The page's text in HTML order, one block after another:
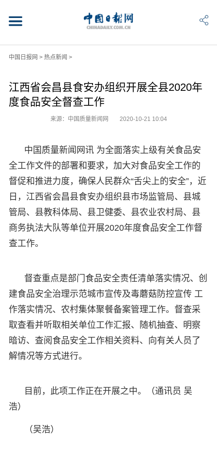
中国日报网 > 热点新闻 >
江西省会昌县食安办组织开展全县2020年
度食品安全督查工作
来源：中国质量新闻网 2020-10-21 10:04
中国质量新闻网讯 为全面落实上级有关食品安
全工作文件的部署和要求，加大对食品安全工作的
督促和推进力度，确保人民群众“舌尖上的安全”，近
日，江西省会昌县食安办组织县市场监管局、县城
管局、县教科体局、县卫健委、县农业农村局、县
商务执法大队等单位开展2020年度食品安全工作督
查工作。
督查重点是部门食品安全责任清单落实情况、创
建食品安全治理示范城市宣传及毒蘑菇防控宣传 工
作落实情况、农村集体聚餐备案管理工作。督查采
取查看并听取相关单位工作汇报、随机抽查、明察
暗访、查阅食品安全工作相关资料、向有关人员了
解情况等方式进行。
目前，此项工作正在开展之中。（通讯员 吴
浩）
（吴浩）